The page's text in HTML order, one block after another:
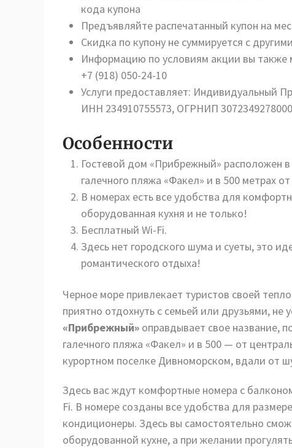
кода купона
Предъявляйте распечатанный купон на
Скидка по купону не суммируется с
Информацию по условиям акции вы также
+7 (918) 050-24-10
Услуги предоставляет: Индивидуальный
ИНН 234910755573, ОГРНИП
Особенности
Гостевой дом «Прибрежный» расположен
галечного пляжа «Факел» и в 500 метрах
В номерах есть все удобства для
оборудованная кухня и не только!
Бесплатный Wi-Fi.
Здесь нет городского шума и суеты, это
романтического отдыха!
Черное море привлекает туристов своей
приятно отдохнуть с семьей или друзьями, не
«Прибрежный» оправдывает свое название,
галечного пляжа «Факел» и в 500 — от
курортном поселке Дивноморском, вдали от
Здесь вас ждут комфортные номера с
Fi. В номере созданы все удобства для
кондиционеры. Здесь вы самостоятельно
оборудованной кухне, а при желании